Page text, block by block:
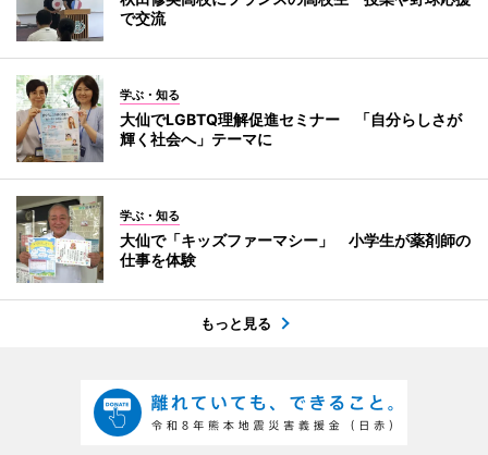
で交流
学ぶ・知る
大仙でLGBTQ理解促進セミナー 「自分らしさが
輝く社会へ」テーマに
学ぶ・知る
大仙で「キッズファーマシー」 小学生が薬剤師の
仕事を体験
もっと見る